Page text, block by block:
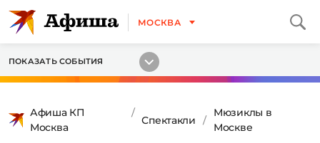
МОСКВА
ПОКАЗАТЬ СОБЫТИЯ
Афиша КП
Москва
Спектакли
Мюзиклы в
Москве